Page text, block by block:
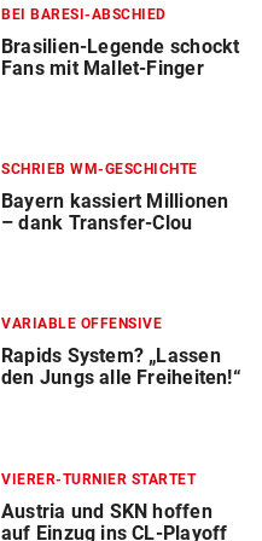
BEI BARESI-ABSCHIED
Brasilien-Legende schockt
Fans mit Mallet-Finger
SCHRIEB WM-GESCHICHTE
Bayern kassiert Millionen
– dank Transfer-Clou
VARIABLE OFFENSIVE
Rapids System? „Lassen
den Jungs alle Freiheiten!“
VIERER-TURNIER STARTET
Austria und SKN hoffen
auf Einzug ins CL-Playoff